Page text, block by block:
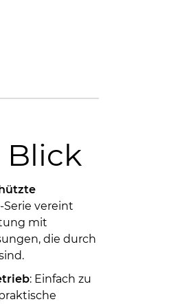
Serie vereint
mit
die durch
: Einfach zu